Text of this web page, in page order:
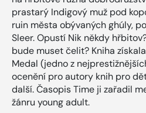
prastarý Indigový muž pod
ruin města obývaných ghúly,
Sleer. Opustí Nik někdy
bude muset čelit? Kniha
Medal (jedno z
ocenění pro autory knih pro
další. Časopis Time ji zařadil
žánru young adult.